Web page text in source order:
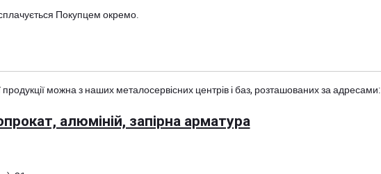
Покупцем окремо.
можна з наших металосервісних центрів і баз, розташованих за адресами:
алюміній, запірна арматура